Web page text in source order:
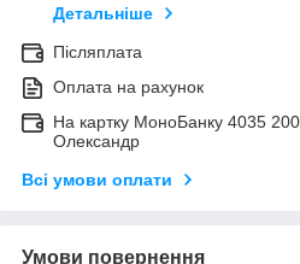
Детальніше
Післяплата
Оплата на рахунок
На картку МоноБанку 4035
Олександр
Всі умови оплати
Умови повернення